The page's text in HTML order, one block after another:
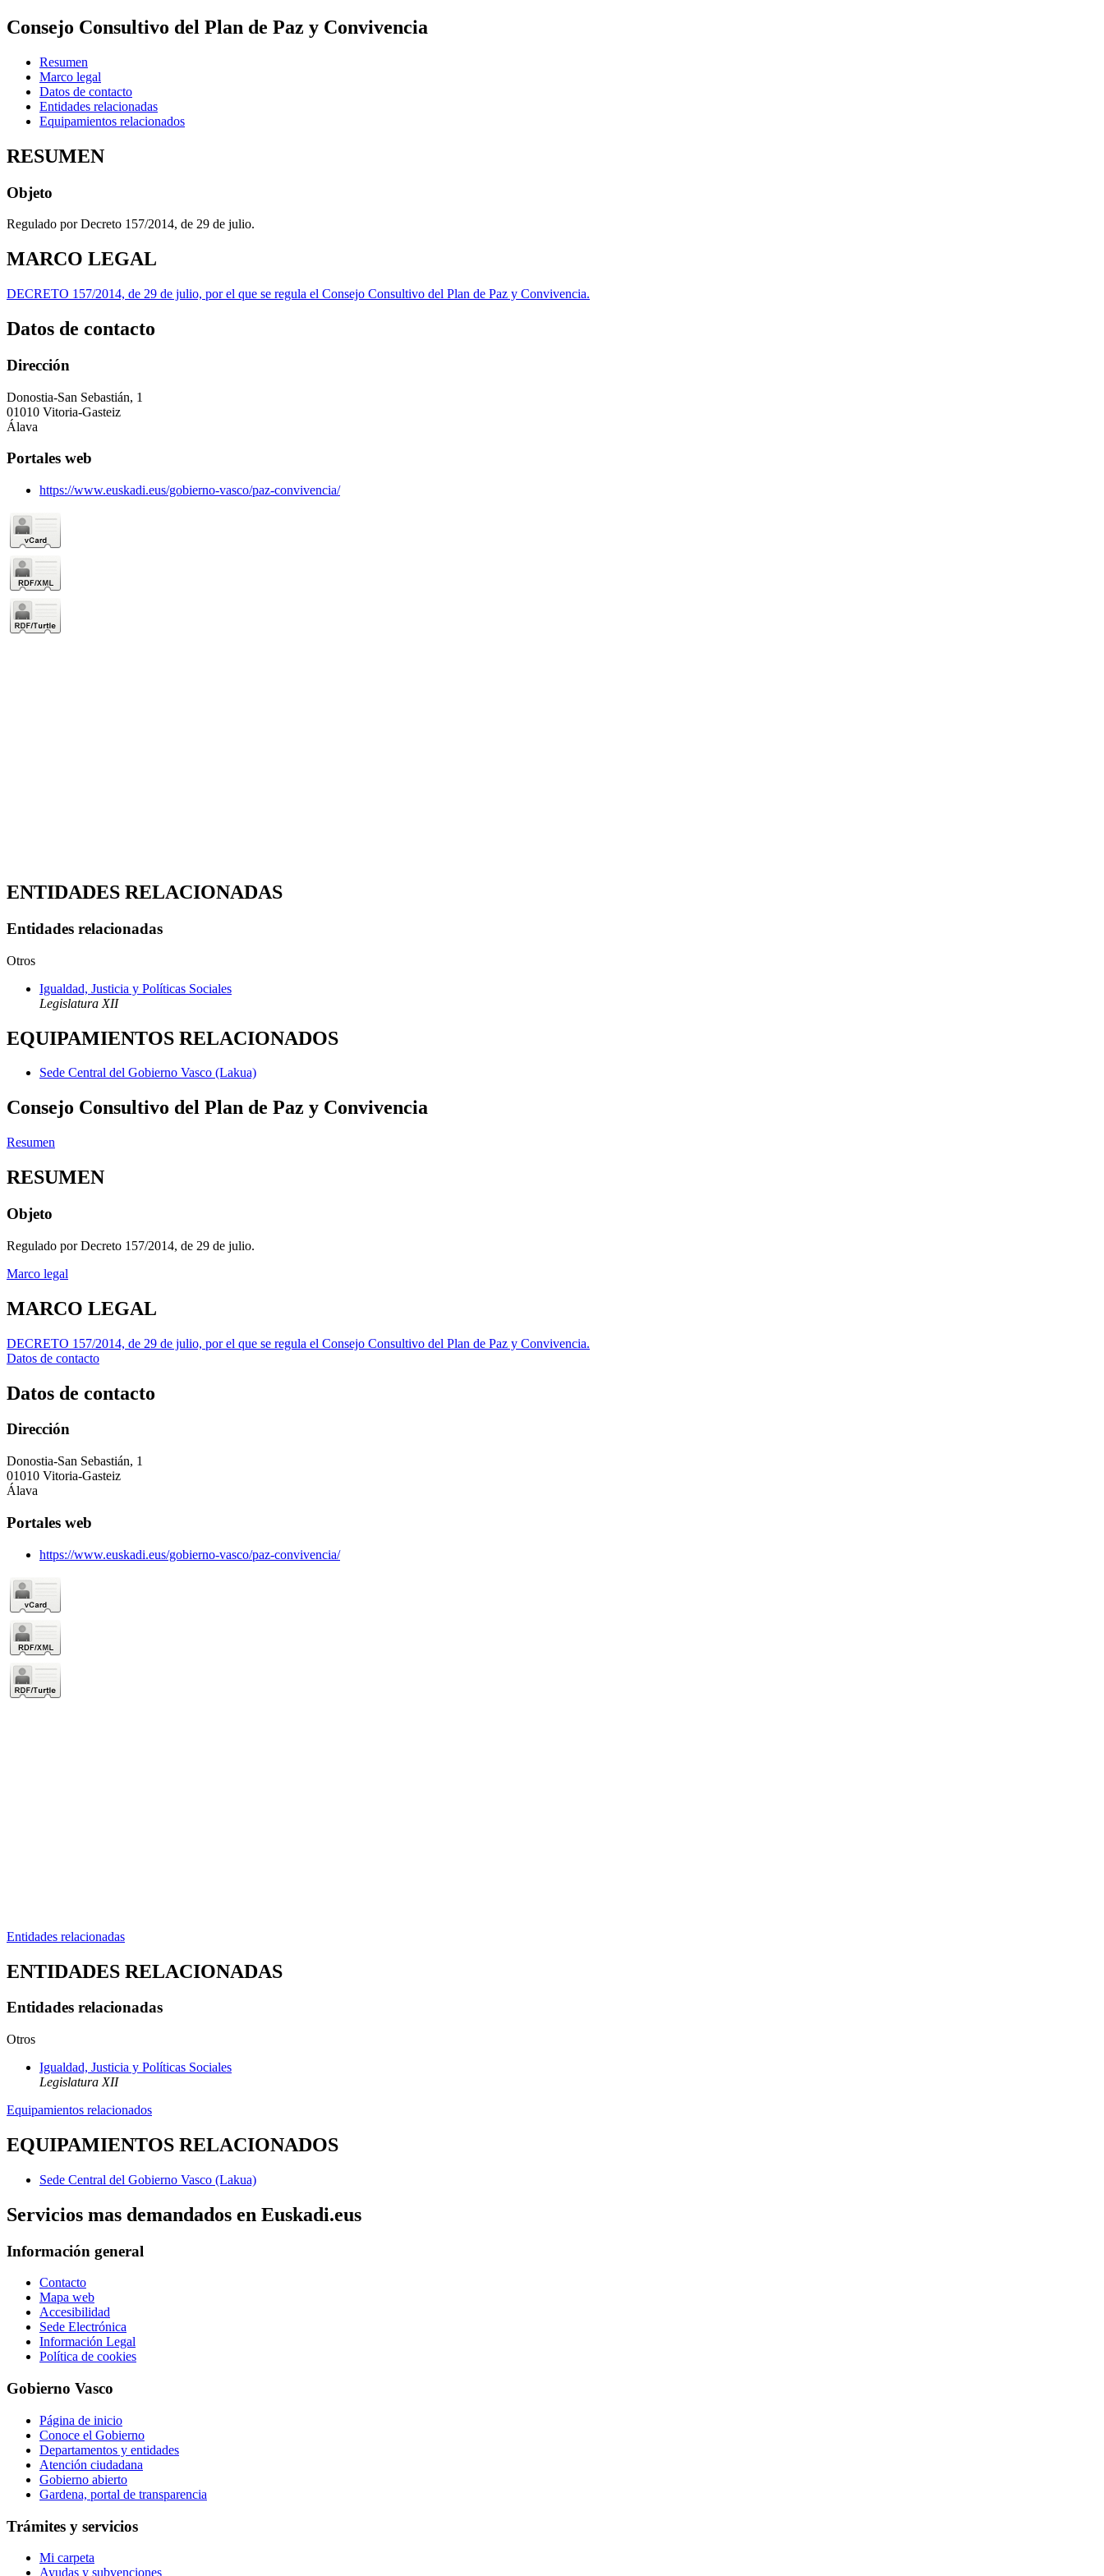
Consejo Consultivo del Plan de Paz y Convivencia
Resumen
Marco legal
Datos de contacto
Entidades relacionadas
Equipamientos relacionados
RESUMEN
Objeto
Regulado por Decreto 157/2014, de 29 de julio.
MARCO LEGAL
DECRETO 157/2014, de 29 de julio, por el que se regula el Consejo Consultivo del Plan de Paz y Convivencia.
Datos de contacto
Dirección
Donostia-San Sebastián, 1
01010 Vitoria-Gasteiz
Álava
Portales web
https://www.euskadi.eus/gobierno-vasco/paz-convivencia/
ENTIDADES RELACIONADAS
Entidades relacionadas
Otros
Igualdad, Justicia y Políticas Sociales
Legislatura XII
EQUIPAMIENTOS RELACIONADOS
Sede Central del Gobierno Vasco (Lakua)
Consejo Consultivo del Plan de Paz y Convivencia
Resumen
RESUMEN
Objeto
Regulado por Decreto 157/2014, de 29 de julio.
Marco legal
MARCO LEGAL
DECRETO 157/2014, de 29 de julio, por el que se regula el Consejo Consultivo del Plan de Paz y Convivencia.
Datos de contacto
Datos de contacto
Dirección
Donostia-San Sebastián, 1
01010 Vitoria-Gasteiz
Álava
Portales web
https://www.euskadi.eus/gobierno-vasco/paz-convivencia/
Entidades relacionadas
ENTIDADES RELACIONADAS
Entidades relacionadas
Otros
Igualdad, Justicia y Políticas Sociales
Legislatura XII
Equipamientos relacionados
EQUIPAMIENTOS RELACIONADOS
Sede Central del Gobierno Vasco (Lakua)
Servicios mas demandados en Euskadi.eus
Información general
Contacto
Mapa web
Accesibilidad
Sede Electrónica
Información Legal
Política de cookies
Gobierno Vasco
Página de inicio
Conoce el Gobierno
Departamentos y entidades
Atención ciudadana
Gobierno abierto
Gardena, portal de transparencia
Trámites y servicios
Mi carpeta
Ayudas y subvenciones